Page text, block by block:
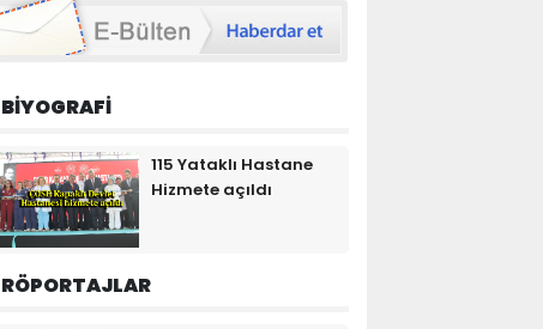
BİYOGRAFİ
115 Yataklı Hastane
Hizmete açıldı
RÖPORTAJLAR